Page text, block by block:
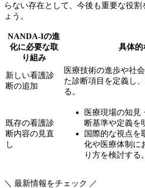
らない存在として、今後も重要な役割
ょう。
NANDA-Iの進
化に必要な取
り組み
具体的
新しい看護診
断の追加
医療技術の進歩や社
た診断項目を定義し
る。
既存の看護診
断内容の見直
し
医療現場の知見
断基準や定義を
国際的な視点を
化や医療体制に
り方を検討する。
＼ 最新情報をチェック ／